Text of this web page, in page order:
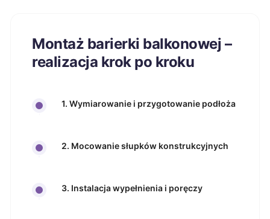
Montaż barierki balkonowej –
realizacja krok po kroku
1. Wymiarowanie i przygotowanie podłoża
2. Mocowanie słupków konstrukcyjnych
3. Instalacja wypełnienia i poręczy